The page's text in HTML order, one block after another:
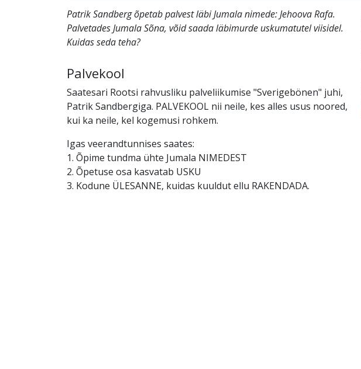
Patrik Sandberg õpetab palvest läbi Jumala nimede: Jehoova Rafa.
Palvetades Jumala Sõna, võid saada läbimurde uskumatutel viisidel.
Kuidas seda teha?
Palvekool
Saatesari Rootsi rahvusliku palveliikumise "Sverigebönen" juhi,
Patrik Sandbergiga. PALVEKOOL nii neile, kes alles usus noored,
kui ka neile, kel kogemusi rohkem.
Igas veerandtunnises saates:
1. Õpime tundma ühte Jumala NIMEDEST
2. Õpetuse osa kasvatab USKU
3. Kodune ÜLESANNE, kuidas kuuldut ellu RAKENDADA.